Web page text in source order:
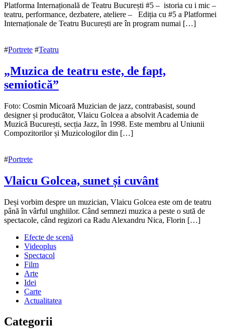
11
octombrie
2018
Platforma Internațională de Teatru București #5 – istoria cu i mic –
teatru, performance, dezbatere, ateliere – Ediția cu #5 a Platformei
Internaționale de Teatru București are în program numai […]
#Portrete #Teatru
„Muzica de teatru este, de fapt,
semiotică”
4
octombrie
20183
noiembrie
Foto: Cosmin Micoară Muzician de jazz, contrabasist, sound
designer și producător, Vlaicu Golcea a absolvit Academia de
Muzică București, secția Jazz, în 1998. Este membru al Uniunii
Compozitorilor și Muzicologilor din […]
#Portrete
Vlaicu Golcea, sunet și cuvânt
4
octombrie
20183
2018
Deși vorbim despre un muzician, Vlaicu Golcea este om de teatru
până în vârful unghiilor. Când semnezi muzica a peste o sută de
spectacole, când regizori ca Radu Alexandru Nica, Florin […]
Efecte de scenă
Videoplus
Spectacol
Film
Arte
Idei
Carte
Actualitatea
Categorii